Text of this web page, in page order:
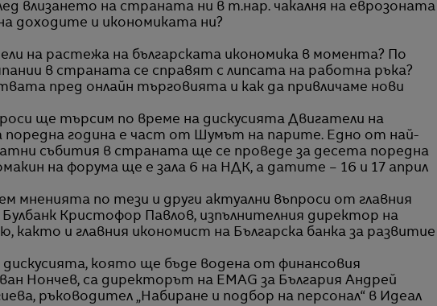
влизането на страната ни в т.нар. чакалня на еврозоната
доходите и икономиката ни?
на растежа на българската икономика в момента? По
в страната се справят с липсата на работна ръка?
пред онлайн търговията и как да привличаме нови
ще търсим по време на дискусията Двигатели на
година е част от Шумът на парите. Едно от най-
събития в страната ще се проведе за десета поредна
на форума ще е зала 6 на НДК, а датите – 16 и 17 април
мненията по тези и други актуални въпроси от главния
Кристофор Павлов, изпълнителния директор на
и главния икономист на Българска банка за развитие
която ще бъде водена от финансовия
Нончев, са директорът на EMAG за България Андрей
ръководител „Набиране и подбор на персонал“ в Идеал